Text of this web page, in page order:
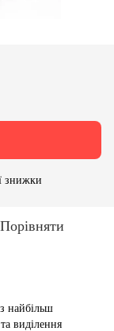
знижки
Порівняти
найбільш
виділення